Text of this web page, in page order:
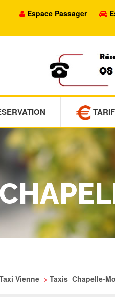
Espace Passager
Vienne > Taxis Chapelle-